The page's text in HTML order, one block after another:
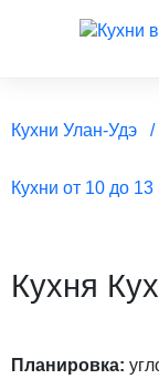
Кухни Улан-Удэ
Кухни от 10 до 13
Кухня
Планировка: